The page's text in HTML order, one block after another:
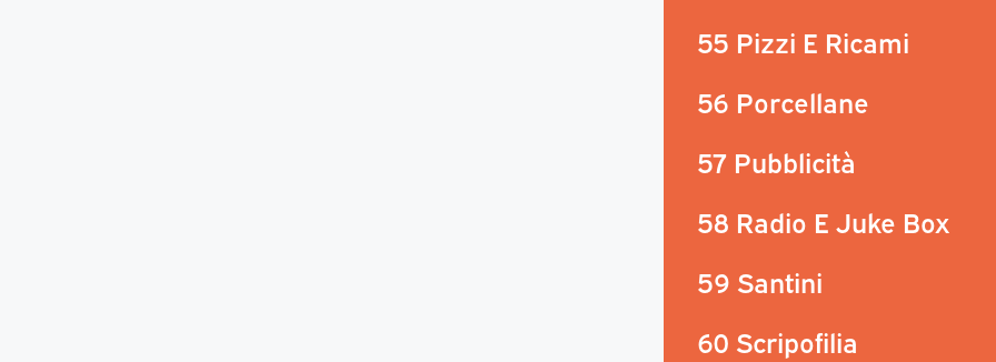
55 Pizzi E Ricami
56 Porcellane
57 Pubblicità
58 Radio E Juke Box
59 Santini
60 Scripofilia